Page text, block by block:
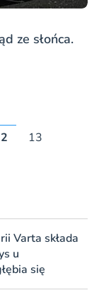
ze słońca.
13
Varta składa
u
się